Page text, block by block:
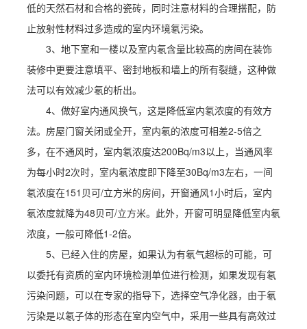
低的天然石材和合格的瓷砖，同时注意材料的合理搭配，防
止放射性材料过多造成的室内环境氡污染。
3、地下室和一楼以及室内氡含量比较高的房间在装饰
装修中更要注意填平、密封地板和墙上的所有裂缝，这种做
法可以有效减少氡的析出。
4、做好室内通风换气，这是降低室内氡浓度的有效方
法。房屋门窗关闭或全开，室内氡的浓度可相差2-5倍之
多，在不通风时，室内氡浓度达200Bq/m3以上，当通风率
为每小时2次时，室内氡浓度即下降至30Bq/m3左右，一间
氡浓度在151贝可/立方米的房间，开窗通风1小时后，室内
氡浓度就降为48贝可/立方米。此外，开窗可明显降低室内氡
浓度，一般可降低1-2倍。
5、已经入住的房屋，如果认为有氡气超标的可能，可
以委托有资质的室内环境检测单位进行检测，如果发现有氡
污染问题，可以在专家的指导下，选择空气净化器，由于氡
污染是以氡子体的形态在室内空气中，采用一些具有高效过